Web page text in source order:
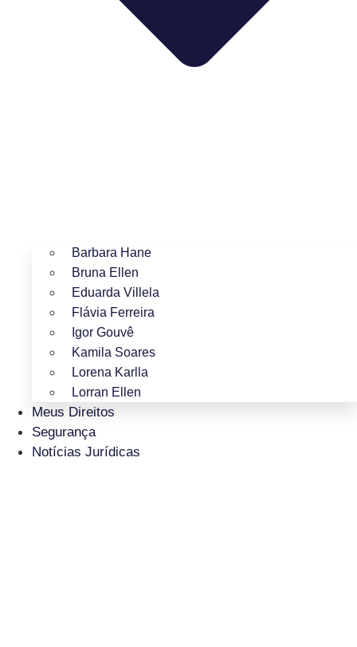
Barbara Hane
Bruna Ellen
Eduarda Villela
Flávia Ferreira
Igor Gouvê
Kamila Soares
Lorena Karlla
Lorran Ellen
Meus Direitos
Segurança
Notícias Jurídicas